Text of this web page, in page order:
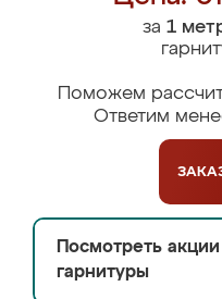
за 1
Поможем
Ответим
Посмотреть
гарнитуры